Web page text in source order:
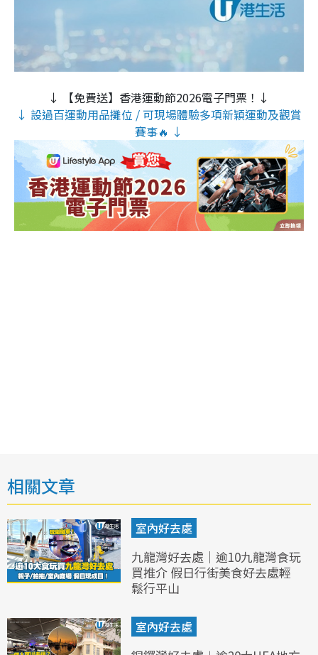
↓ 【免費送】香港運動節2026電子門票！↓
↓ 設過百運動用品攤位 / 可現場體驗多項新穎運動及觀賞
賽事🔥 ↓
相關文章
室內好去處
九龍灣好去處｜逾10九龍灣食玩
買推介 假日行街美食好去處輕
鬆行平山
室內好去處